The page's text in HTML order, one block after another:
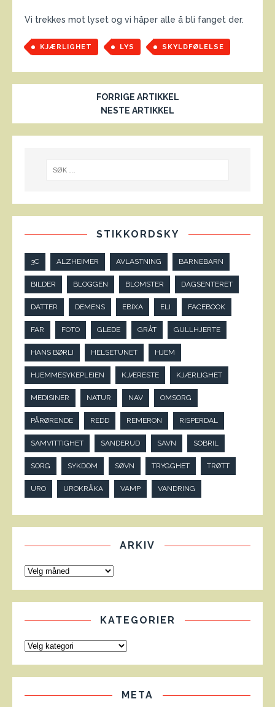
Vi trekkes mot lyset og vi håper alle å bli fanget der.
KJÆRLIGHET LYS SKYLDFØLELSE
FORRIGE ARTIKKEL
NESTE ARTIKKEL
STIKKORDSKY
3C ALZHEIMER AVLASTNING BARNEBARN
BILDER BLOGGEN BLOMSTER DAGSENTERET
DATTER DEMENS EBIXA ELI FACEBOOK
FAR FOTO GLEDE GRÅT GULLHJERTE
HANS BØRLI HELSETUNET HJEM
HJEMMESYKEPLEIEN KJÆRESTE KJÆRLIGHET
MEDISINER NATUR NAV OMSORG
PÅRØRENDE REDD REMERON RISPERDAL
SAMVITTIGHET SANDERUD SAVN SOBRIL
SORG SYKDOM SØVN TRYGGHET TRØTT
URO UROKRÅKA VAMP VANDRING
ARKIV
KATEGORIER
META